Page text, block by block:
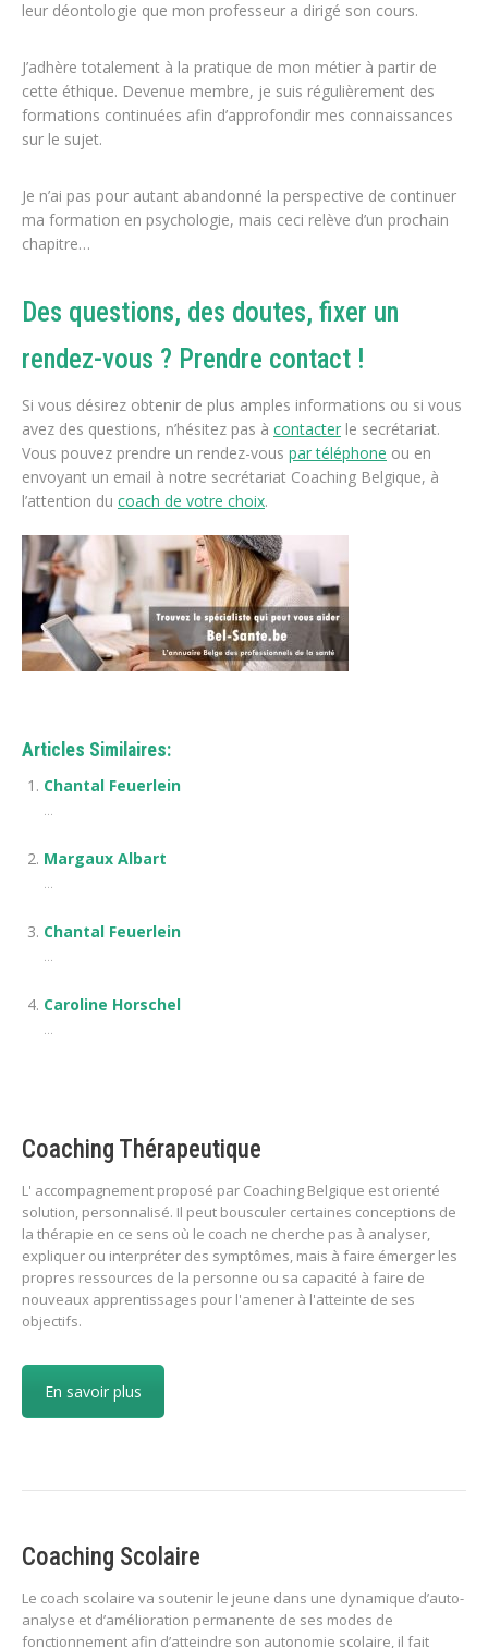
leur déontologie que mon professeur a dirigé son cours.
J’adhère totalement à la pratique de mon métier à partir de
cette éthique. Devenue membre, je suis régulièrement des
formations continuées afin d’approfondir mes connaissances
sur le sujet.
Je n’ai pas pour autant abandonné la perspective de continuer
ma formation en psychologie, mais ceci relève d’un prochain
chapitre…
Des questions, des doutes, fixer un
rendez-vous ? Prendre contact !
Si vous désirez obtenir de plus amples informations ou si vous
avez des questions, n’hésitez pas à contacter le secrétariat.
Vous pouvez prendre un rendez-vous par téléphone ou en
envoyant un email à notre secrétariat Coaching Belgique, à
l’attention du coach de votre choix.
Articles Similaires:
Chantal Feuerlein
...
Margaux Albart
...
Chantal Feuerlein
...
Caroline Horschel
...
Coaching Thérapeutique
L' accompagnement proposé par Coaching Belgique est orienté
solution, personnalisé. Il peut bousculer certaines conceptions de
la thérapie en ce sens où le coach ne cherche pas à analyser,
expliquer ou interpréter des symptômes, mais à faire émerger les
propres ressources de la personne ou sa capacité à faire de
nouveaux apprentissages pour l'amener à l'atteinte de ses
objectifs.
En savoir plus
Coaching Scolaire
Le coach scolaire va soutenir le jeune dans une dynamique d’auto-
analyse et d’amélioration permanente de ses modes de
fonctionnement afin d’atteindre son autonomie scolaire, il fait